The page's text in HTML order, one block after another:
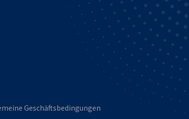
Geschäftsbedingungen